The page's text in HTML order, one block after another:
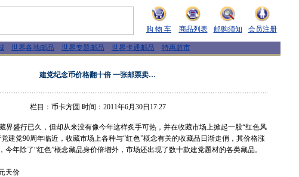
购 物 车 商品列表 邮购须知 会员注册
世界各地邮品 世界专题邮品 世界卡通邮品 特惠超市
建党纪念币价格翻十倍 一张邮票卖…
栏目：币卡方圆 时间：2011年6月30日17:27
界盛行已久，但却从来没有像今年这样炙手可热，并在收藏市场上掀起一股“红色风
建党90周年临近，收藏市场上各种与“红色”概念有关的收藏品日渐走俏，其价格涨
今年除了“红色”概念藏品身价倍增外，市场还出现了数十款建党题材的各类藏品。
天价